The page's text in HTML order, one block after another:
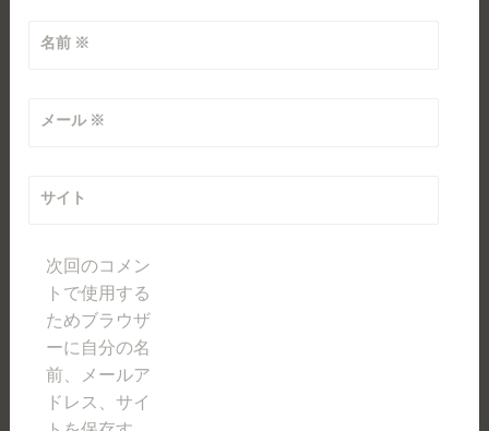
名前 ※
メール ※
サイト
次回のコメン
トで使用する
ためブラウザ
ーに自分の名
前、メールア
ドレス、サイ